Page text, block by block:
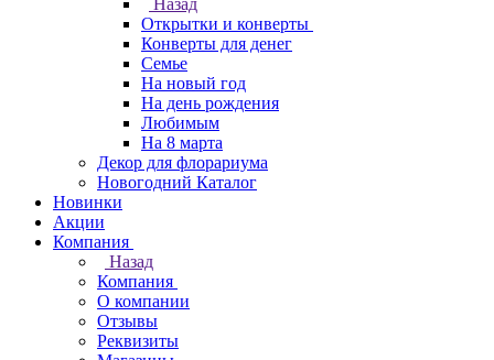
Назад
Открытки и конверты
Конверты для денег
Семье
На новый год
На день рождения
Любимым
На 8 марта
Декор для флорариума
Новогодний Каталог
Новинки
Акции
Компания
Назад
Компания
О компании
Отзывы
Реквизиты